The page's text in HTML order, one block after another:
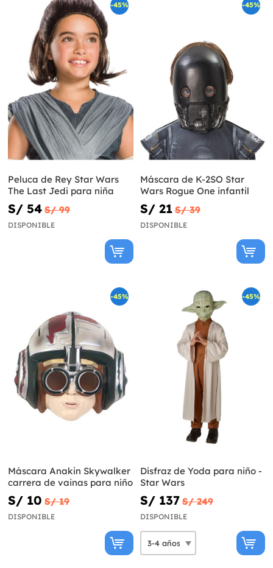
-45%
Peluca de Rey Star Wars
The Last Jedi para niña
S/ 54 S/ 99
DISPONIBLE
-45%
Máscara de K-2SO Star
Wars Rogue One infantil
S/ 21 S/ 39
DISPONIBLE
-45%
Máscara Anakin Skywalker
carrera de vainas para niño
S/ 10 S/ 19
DISPONIBLE
-45%
Disfraz de Yoda para niño -
Star Wars
S/ 137 S/ 249
DISPONIBLE